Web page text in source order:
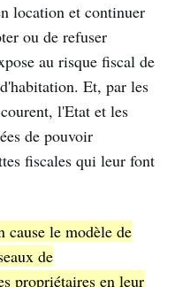
location et continuer
ou de refuser
au risque fiscal de
Et, par les
l'Etat et les
de pouvoir
fiscales qui leur font
cause le modèle de
de
propriétaires en leur